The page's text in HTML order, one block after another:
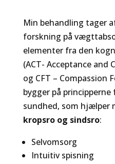
Min behandling tager
forskning på
elementer fra den
(ACT- Acceptance and
og CFT – Compassion
bygger på
sundhed, som hjælper
kropsro og sindsro:
Selvomsorg
Intuitiv spisning